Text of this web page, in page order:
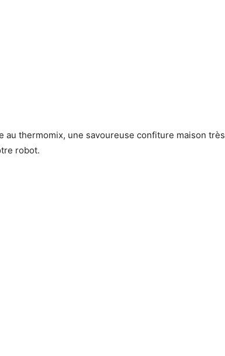
au thermomix, une savoureuse confiture maison très
robot.